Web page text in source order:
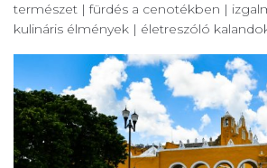
természet | fürdés a cenotékben |
kulináris élmények | életreszóló